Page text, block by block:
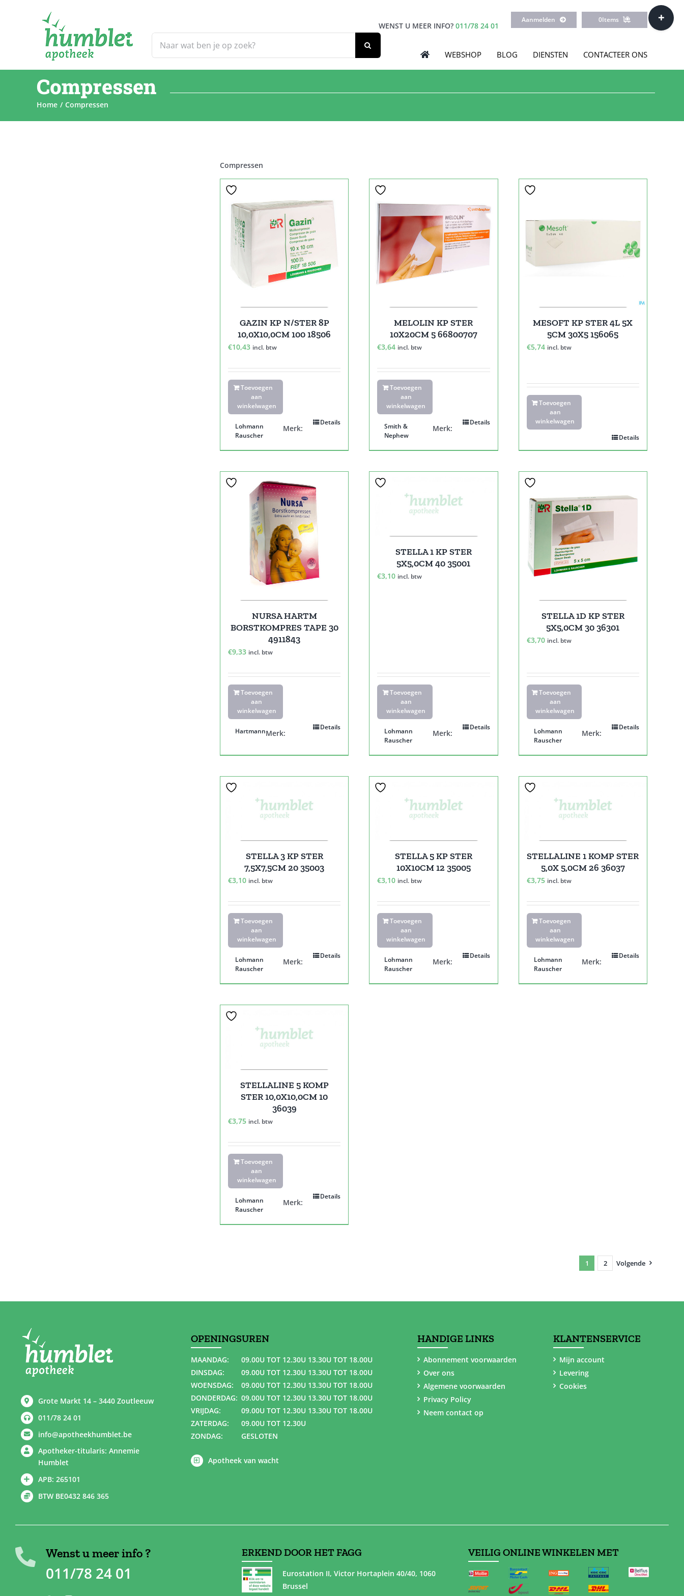
naar:
WENST U MEER INFO? 011/78 24 01
Aanmelden 0Items
WEBSHOP BLOG DIENSTEN CONTACTEER ONS
Compressen
Home Compressen
Compressen
GAZIN KP N/STER 8P
10,0X10,0CM 100 18506
€10,43 incl. btw
Toevoegen
aan
winkelwagen
Details
Merk:
Lohmann
Rauscher
MELOLIN KP STER
10X20CM 5 66800707
€3,64 incl. btw
Toevoegen
aan
winkelwagen
Details
Merk:
Smith &
Nephew
MESOFT KP STER 4L 5X
5CM 30X5 156065
€5,74 incl. btw
Toevoegen
aan
winkelwagen
Details
NURSA HARTM
BORSTKOMPRES TAPE 30
4911843
€9,33 incl. btw
Toevoegen
aan
winkelwagen
Details
Merk:
Hartmann
STELLA 1 KP STER
5X5,0CM 40 35001
€3,10 incl. btw
Toevoegen
aan
winkelwagen
Details
Merk:
Lohmann
Rauscher
STELLA 1D KP STER
5X5,0CM 30 36301
€3,70 incl. btw
Toevoegen
aan
winkelwagen
Details
Merk:
Lohmann
Rauscher
STELLA 3 KP STER
7,5X7,5CM 20 35003
€3,10 incl. btw
Toevoegen
aan
winkelwagen
Details
Merk:
Lohmann
Rauscher
STELLA 5 KP STER
10X10CM 12 35005
€3,10 incl. btw
Toevoegen
aan
winkelwagen
Details
Merk:
Lohmann
Rauscher
STELLALINE 1 KOMP STER
5,0X 5,0CM 26 36037
€3,75 incl. btw
Toevoegen
aan
winkelwagen
Details
Merk:
Lohmann
Rauscher
STELLALINE 5 KOMP
STER 10,0X10,0CM 10
36039
€3,75 incl. btw
Toevoegen
aan
winkelwagen
Details
Merk:
Lohmann
Rauscher
1 2 Volgende
Grote Markt 14 – 3440 Zoutleeuw
011/78 24 01
info@apotheekhumblet.be
Apotheker-titularis: Annemie
Humblet
APB: 265101
BTW BE0432 846 365
OPENINGSUREN
MAANDAG:
09.00U TOT 12.30U 13.30U TOT 18.00U
DINSDAG:
09.00U TOT 12.30U 13.30U TOT 18.00U
WOENSDAG:
09.00U TOT 12.30U 13.30U TOT 18.00U
DONDERDAG: 09.00U TOT 12.30U 13.30U TOT 18.00U
VRIJDAG:
09.00U TOT 12.30U 13.30U TOT 18.00U
ZATERDAG:
09.00U TOT 12.30U
ZONDAG:
GESLOTEN
Apotheek van wacht
HANDIGE LINKS
Abonnement voorwaarden
Over ons
Algemene voorwaarden
Privacy Policy
Neem contact op
KLANTENSERVICE
Mijn account
Levering
Cookies
Wenst u meer info ?
011/78 24 01
ERKEND DOOR HET FAGG
Eurostation II, Victor Hortaplein 40/40, 1060
Brussel
VEILIG ONLINE WINKELEN MET
Toggle
Sliding